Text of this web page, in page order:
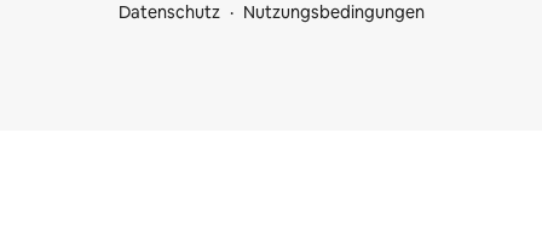
Datenschutz
Nutzungsbedingungen